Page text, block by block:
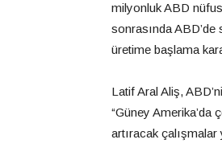
milyonluk ABD
sonrasında ABD’de
üretime başlama
Latif Aral Aliş,
“Güney Amerika’da
artıracak çalışmalar